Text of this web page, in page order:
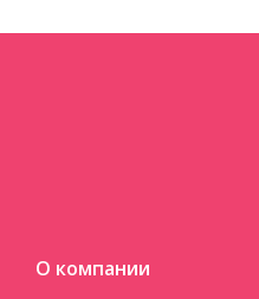
О компании